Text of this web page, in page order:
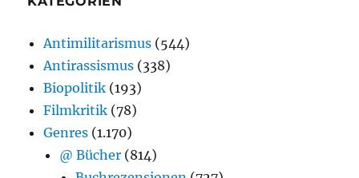
Antimilitarismus (544)
Antirassismus (338)
Biopolitik (193)
Filmkritik (78)
Genres (1.170)
@ Bücher (814)